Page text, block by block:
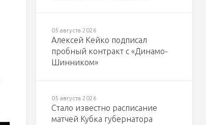
05 августа 2026
Алексей Кейко подписал
пробный контракт с «Динамо-
Шинником»
05 августа 2026
Стало известно расписание
матчей Кубка губернатора